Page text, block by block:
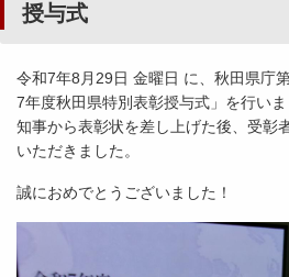
授与式
令和7年8月29日 金曜日 に、秋田県庁
7年度秋田県特別表彰授与式」を行いま
知事から表彰状を差し上げた後、受彰
いただきました。
誠におめでとうございました！